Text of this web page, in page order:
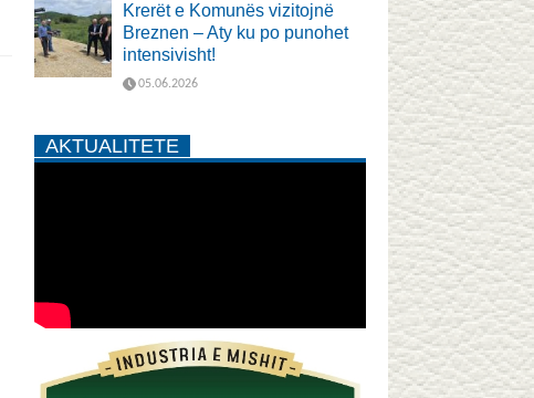
Krerët e Komunës vizitojnë
Breznen – Aty ku po punohet
intensivisht!
05.06.2026
AKTUALITETE